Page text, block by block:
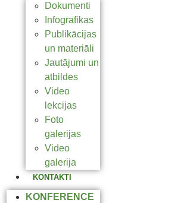
Dokumenti
Infografikas
Publikācijas
un materiāli
Jautājumi un
atbildes
Video
lekcijas
Foto
galerijas
Video
galerija
KONTAKTI
KONFERENCE